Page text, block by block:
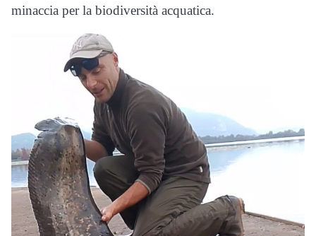
minaccia per la biodiversità acquatica.